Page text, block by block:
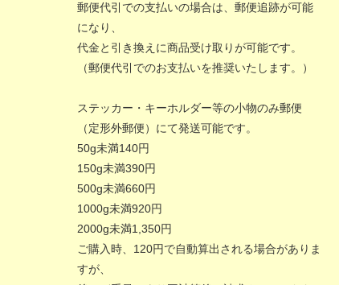
郵便代引での支払いの場合は、郵便追跡が可能
になり、
代金と引き換えに商品受け取りが可能です。
（郵便代引でのお支払いを推奨いたします。）
ステッカー・キーホルダー等の小物のみ郵便
（定形外郵便）にて発送可能です。
50g未満140円
150g未満390円
500g未満660円
1000g未満920円
2000g未満1,350円
ご購入時、120円で自動算出される場合がありま
すが、